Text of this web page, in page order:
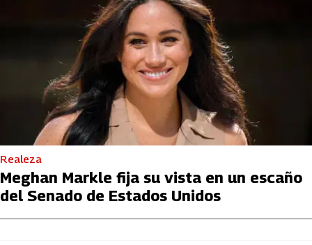
Realeza
Meghan Markle fija su vista en un escaño
del Senado de Estados Unidos